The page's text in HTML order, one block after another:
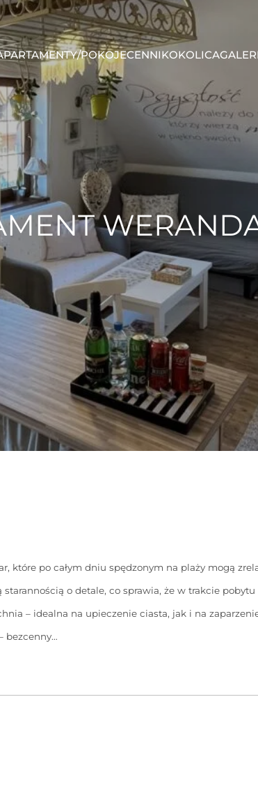
POKOJECENNIKOKOLICA
które po całym dniu spędzonym na plaży mogą
o detale, co sprawia, że w trakcie
– idealna na upieczenie ciasta, jak i na
bezcenny…